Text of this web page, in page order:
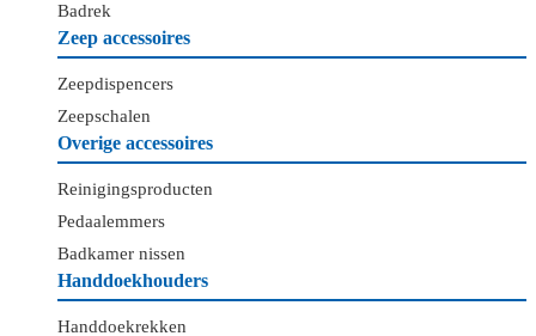
Badrek
Zeep accessoires
Zeepdispencers
Zeepschalen
Overige accessoires
Reinigingsproducten
Pedaalemmers
Badkamer nissen
Handdoekhouders
Handdoekrekken